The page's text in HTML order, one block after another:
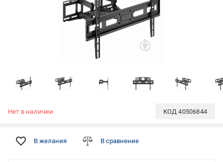
Нет в наличии КОД40506844
В желания В сравнение